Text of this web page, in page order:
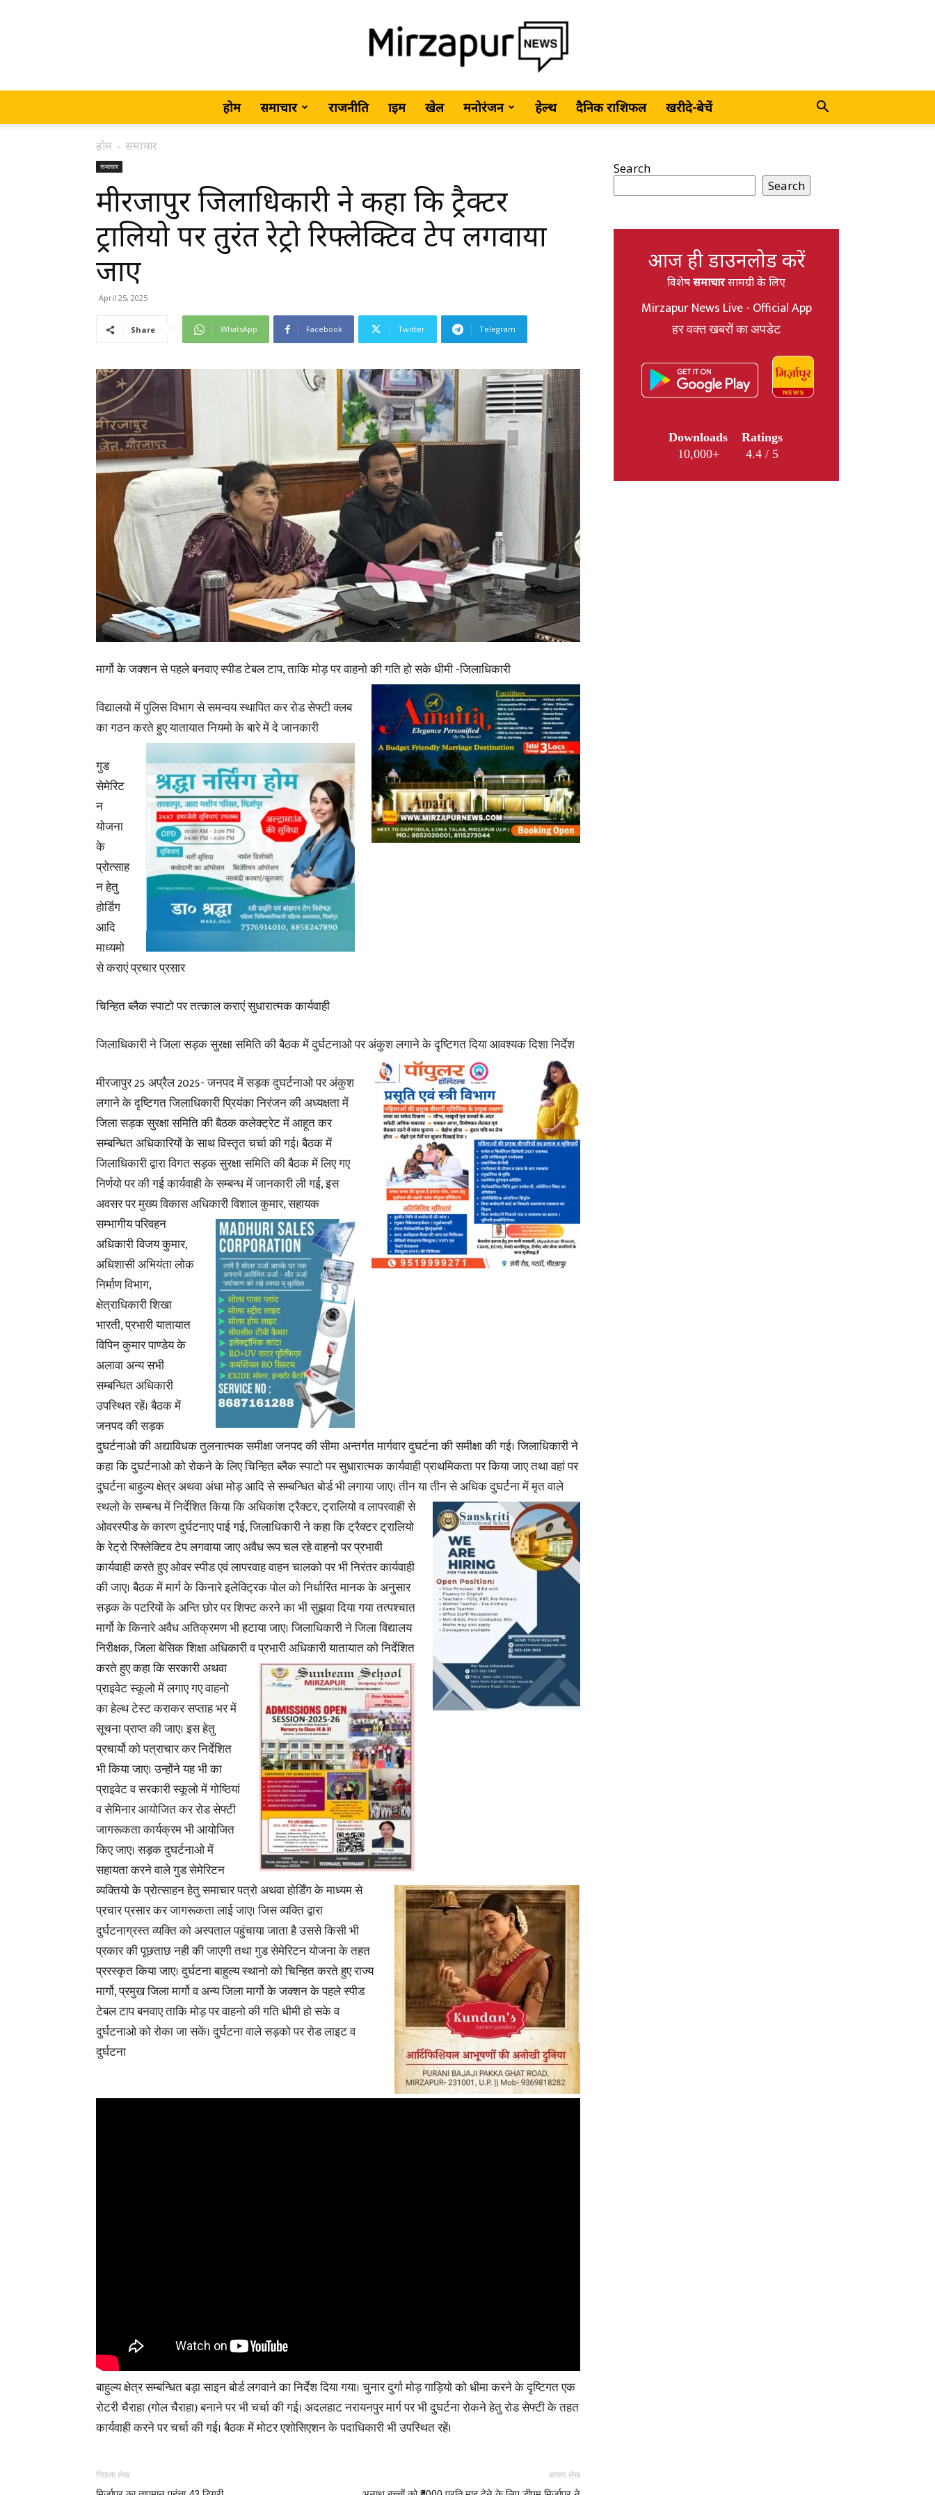
MirzapurNews.com
•
News,
News
in
Hindi,
Today
Paper
होम समाचार राजनीति क्राइम खेल मनोरंजन हेल्थ दैनिक राशिफल खरीदे-बेचें
होम समाचार
समाचार
मीरजापुर जिलाधिकारी ने कहा कि ट्रैक्टर
ट्रालियो पर तुरंत रेट्रो रिफ्लेक्टिव टेप लगवाया
जाए
April 25, 2025
Share WhatsApp Facebook Twitter Telegram
मार्गो के जक्शन से पहले बनवाए स्पीड टेबल टाप, ताकि मोड़ पर वाहनो की गति हो सके धीमी -जिलाधिकारी
विद्यालयो में पुलिस विभाग से समन्वय स्थापित कर रोड सेफ्टी क्लब
का गठन करते हुए यातायात नियमो के बारे में दे जानकारी
गुड
सेमेरिट
न
योजना
के
प्रोत्साह
न हेतु
होर्डिग
आदि
माध्यमो
से कराएं प्रचार प्रसार
चिन्हित ब्लैक स्पाटो पर तत्काल कराएं सुधारात्मक कार्यवाही
जिलाधिकारी ने जिला सड़क सुरक्षा समिति की बैठक में दुर्घटनाओ पर अंकुश लगाने के दृष्टिगत दिया आवश्यक दिशा निर्देश
मीरजापुर 25 अप्रैल 2025- जनपद में सड़क दुघर्टनाओ पर अंकुश
लगाने के दृष्टिगत जिलाधिकारी प्रियंका निरंजन की अध्यक्षता में
जिला सड़क सुरक्षा समिति की बैठक कलेक्ट्रेट में आहूत कर
सम्बन्धित अधिकारियों के साथ विस्तृत चर्चा की गई। बैठक में
जिलाधिकारी द्वारा विगत सड़क सुरक्षा समिति की बैठक में लिए गए
निर्णयो पर की गई कार्यवाही के सम्बन्ध में जानकारी ली गई, इस
अवसर पर मुख्य विकास अधिकारी विशाल कुमार, सहायक
सम्भागीय परिवहन
अधिकारी विजय कुमार,
अधिशासी अभियंता लोक
निर्माण विभाग,
क्षेत्राधिकारी शिखा
भारती, प्रभारी यातायात
विपिन कुमार पाण्डेय के
अलावा अन्य सभी
सम्बन्धित अधिकारी
उपस्थित रहें। बैठक में
जनपद की सड़क
दुघर्टनाओ की अद्याविधक तुलनात्मक समीक्षा जनपद की सीमा अन्तर्गत मार्गवार दुघर्टना की समीक्षा की गई। जिलाधिकारी ने
कहा कि दुघर्टनाओ को रोकने के लिए चिन्हित ब्लैक स्पाटो पर सुधारात्मक कार्यवाही प्राथमिकता पर किया जाए तथा वहां पर
दुघर्टना बाहुल्य क्षेत्र अथवा अंधा मोड़ आदि से सम्बन्धित बोर्ड भी लगाया जाए। तीन या तीन से अधिक दुघर्टना में मृत वाले
स्थलो के सम्बन्ध मेंनिर्देशित किया कि अधिकांश ट्रैक्टर, ट्रालियो व लापरवाही से
ओवरस्पीड के कारण दुर्घटनाए पाई गई, जिलाधिकारी ने कहा कि ट्रैक्टर ट्रालियो
के रेट्रो रिफ्लेक्टिव टेप लगवाया जाए अवैध रूप चल रहे वाहनो पर प्रभावी
कार्यवाही करते हुए ओवर स्पीड एवं लापरवाह वाहन चालको पर भी निरंतर कार्यवाही
की जाए। बैठक में मार्ग के किनारे इलेक्ट्रिक पोल को निर्धारित मानक के अनुसार
सड़क के पटरियों के अन्ति छोर पर शिफ्ट करने का भी सुझवा दिया गया तत्पश्चात
मार्गो के किनारे अवैध अतिक्रमण भी हटाया जाए। जिलाधिकारी ने जिला विद्यालय
निरीक्षक, जिला बेसिक शिक्षा अधिकारी व प्रभारी अधिकारीयातायात को निर्देशित
करते हुए कहा कि सरकारी अथवा
प्राइवेट स्कूलो में लगाए गए वाहनो
का हेल्थ टेस्ट कराकर सप्ताह भर में
सूचना प्राप्त की जाए। इस हेतु
प्रचार्यो को पत्राचार कर निर्देशित
भी किया जाए। उन्होंने यह भी का
प्राइवेट व सरकारी स्कूलो में गोष्ठियां
व सेमिनार आयोजित कर रोड सेफ्टी
जागरूकता कार्यक्रम भी आयोजित
किए जाए। सड़क दुघर्टनाओ में
सहायता करने वाले गुड सेमेरिटन
व्यक्तियो के प्रोत्साहन हेतु समाचार पत्रो अथवा होर्डिंग के माध्यम से
प्रचार प्रसार कर जागरूकता लाई जाए। जिस व्यक्ति द्वारा
दुर्घटनाग्रस्त व्यक्ति को अस्पताल पहुंचाया जाता है उससे किसी भी
प्रकार की पूछताछ नही की जाएगी तथा गुड सेमेरिटन योजना के तहत
प्ररस्कृत किया जाए। दुर्घटना बाहुल्य स्थानो को चिन्हित करते हुए राज्य
मार्गो, प्रमुख जिला मार्गो व अन्य जिला मार्गो के जक्शन के पहले स्पीड
टेबल टाप बनवाए ताकि मोड़ पर वाहनो की गति धीमी हो सके व
दुर्घटनाओ को रोका जा सकें। दुर्घटना वाले सड़को पर रोड लाइट व
दुर्घटना
बाहुल्य क्षेत्र सम्बन्धित बड़ा साइन बोर्ड लगवाने का निर्देश दिया गया। चुनार दुर्गा मोड़ गाड़ियो को धीमा करने के दृष्टिगत एक
रोटरी चैराहा (गोल चैराहा) बनाने पर भी चर्चा की गई। अदलहाट नरायनपुर मार्ग पर भी दुघर्टना रोकने हेतु रोड सेफ्टी के तहत
कार्यवाही करने पर चर्चा की गई। बैठक में मोटर एशोसिएशन के पदाधिकारी भी उपस्थित रहें।
पिछला लेख अगला लेख
Search
Search
आज ही डाउनलोड करें
विशेषसमाचारसामग्री के लिए
Mirzapur News Live - Official App
हर वक्त खबरों का अपडेट
Downloads
10,000+
Ratings
4.4 / 5